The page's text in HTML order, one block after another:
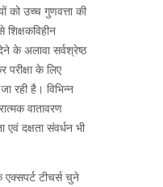
को उच्च गुणवत्ता की
शिक्षकविहीन
के अलावा सर्वश्रेष्ठ
परीक्षा के लिए
रही है। विभिन्न
वातावरण
एवं दक्षता संवर्धन भी
टीचर्स चुने